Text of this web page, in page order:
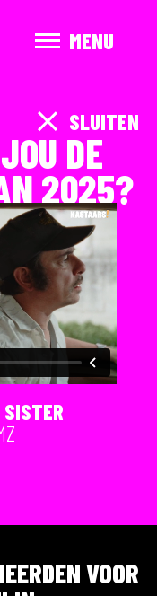
MENU
SLUITEN
DE
2025?
SISTER
VOOR